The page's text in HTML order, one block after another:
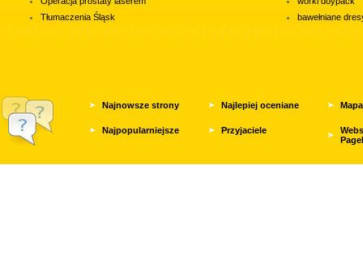
Tłumaczenia Śląsk
bawełniane
Najnowsze strony Najlepiej oceniane
Najpopularniejsze Przyjaciele